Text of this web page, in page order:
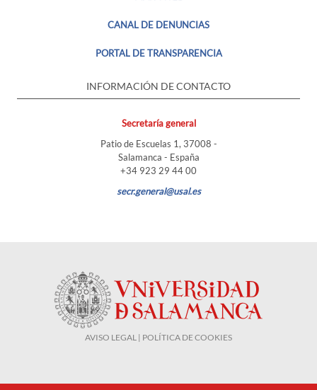
CANAL DE DENUNCIAS
PORTAL DE TRANSPARENCIA
INFORMACIÓN DE CONTACTO
Secretaría general
Patio de Escuelas 1, 37008 -
Salamanca - España
+34 923 29 44 00
secr.general@usal.es
AVISO LEGAL | POLÍTICA DE COOKIES